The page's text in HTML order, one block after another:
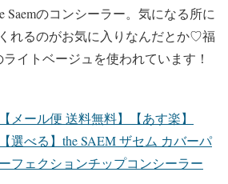
Saemのコンシーラー。気になる所に
れるのがお気に入りなんだとか♡福
ライトベージュ を使われています！
【メール便 送料無料】【あす楽】
【選べる】the SAEM ザセム カバーパ
ーフェクションチップコンシーラー